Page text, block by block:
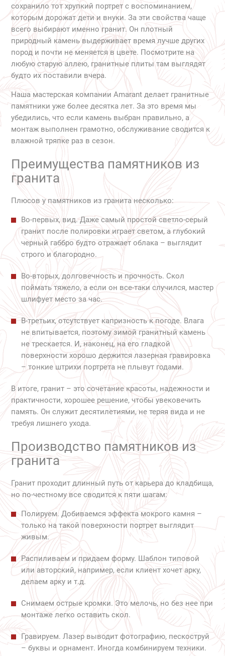
сохранило тот хрупкий портрет с воспоминанием,
которым дорожат дети и внуки. За эти свойства чаще
всего выбирают именно гранит. Он плотный
природный камень выдерживает время лучше других
пород и почти не меняется в цвете. Посмотрите на
любую старую аллею, гранитные плиты там выглядят
будто их поставили вчера.
Наша мастерская компании Amarant делает гранитные
памятники уже более десятка лет. За это время мы
убедились, что если камень выбран правильно, а
монтаж выполнен грамотно, обслуживание сводится к
влажной тряпке раз в сезон.
Преимущества памятников из
гранита
Плюсов у памятников из гранита несколько:
Во-первых, вид. Даже самый простой светло-серый
гранит после полировки играет светом, а глубокий
черный габбро будто отражает облака – выглядит
строго и благородно.
Во-вторых, долговечность и прочность. Скол
поймать тяжело, а если он все-таки случился, мастер
шлифует место за час.
В-третьих, отсутствует капризность к погоде. Влага
не впитывается, поэтому зимой гранитный камень
не трескается. И, наконец, на его гладкой
поверхности хорошо держится лазерная гравировка
– тонкие штрихи портрета не плывут годами.
В итоге, гранит – это сочетание красоты, надежности и
практичности, хорошее решение, чтобы увековечить
память. Он служит десятилетиями, не теряя вида и не
требуя лишнего ухода.
Производство памятников из
гранита
Гранит проходит длинный путь от карьера до кладбища,
но по-честному все сводится к пяти шагам:
Полируем. Добиваемся эффекта мокрого камня –
только на такой поверхности портрет выглядит
живым.
Распиливаем и придаем форму. Шаблон типовой
или авторский, например, если клиент хочет арку,
делаем арку и т.д.
Снимаем острые кромки. Это мелочь, но без нее при
монтаже легко оставить скол.
Гравируем. Лазер выводит фотографию, пескоструй
– буквы и орнамент. Иногда комбинируем техники.